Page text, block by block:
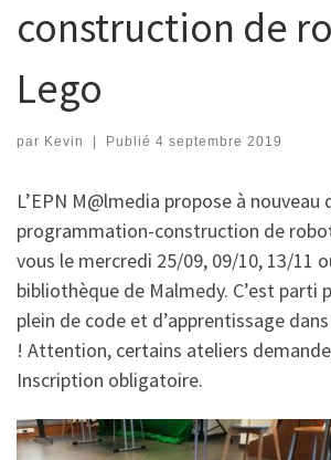
construction de
Lego
par Kevin | Publié 4 septembre 2019
L’EPN M@lmedia propose à
programmation-construction de
vous le mercredi 25/09, 09/10, 13/11
bibliothèque de Malmedy. C’est parti
plein de code et d’apprentissage
! Attention, certains ateliers
Inscription obligatoire.